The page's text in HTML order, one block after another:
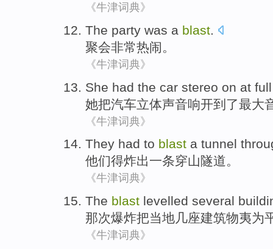
《牛津词典》
The party was a blast.
聚会非常热闹。
《牛津词典》
She had the car stereo on at
她把汽车立体声音响开到了最大
《牛津词典》
They had to blast a tunnel
他们得炸出一条穿山隧道。
《牛津词典》
The blast levelled several
那次爆炸把当地几座建筑物夷为
《牛津词典》